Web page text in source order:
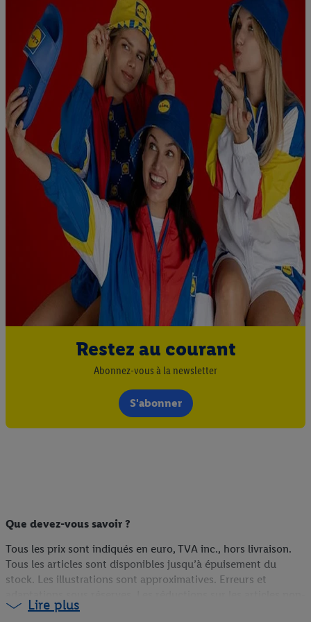
Restez au courant
Abonnez-vous à la newsletter
S'abonner
Que devez-vous savoir ?
Tous les prix sont indiqués en euro, TVA inc., hors livraison.
Tous les articles sont disponibles jusqu’à épuisement du
stock. Les illustrations sont approximatives. Erreurs et
food sont calculées sur la base du prix du webshop (s’ils sont
Lire plus